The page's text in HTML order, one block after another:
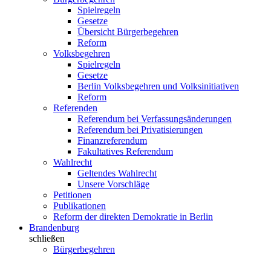
Spielregeln
Gesetze
Übersicht Bürgerbegehren
Reform
Volksbegehren
Spielregeln
Gesetze
Berlin Volksbegehren und Volksinitiativen
Reform
Referenden
Referendum bei Verfassungsänderungen
Referendum bei Privatisierungen
Finanzreferendum
Fakultatives Referendum
Wahlrecht
Geltendes Wahlrecht
Unsere Vorschläge
Petitionen
Publikationen
Reform der direkten Demokratie in Berlin
Brandenburg
schließen
Bürgerbegehren